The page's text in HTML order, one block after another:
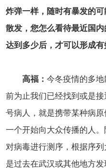
炸弹一样，随时有暴发的
散发，您怎么看待最近国
达到多少后，才可以形成有
高福： 今冬疫情的多
前为止我们已经找到或是
号病人，就是携带某种病
一个开始向大众传播的人
对病毒进行测序，根据序
是过去在武汉或其他地方